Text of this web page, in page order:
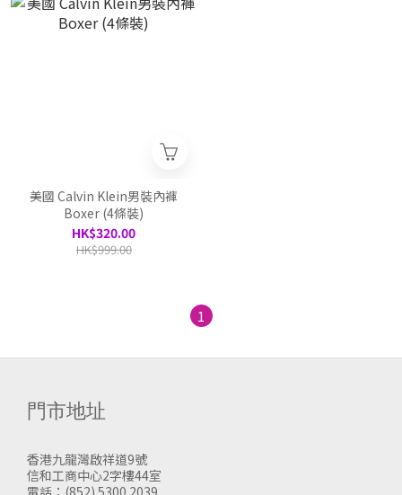
美國 Calvin Klein男裝內褲
Boxer (4條裝)
HK$320.00
HK$999.00
1
門市地址
香港九龍灣啟祥道9號
信和工商中心2字樓44室
電話：(852) 5300 2039